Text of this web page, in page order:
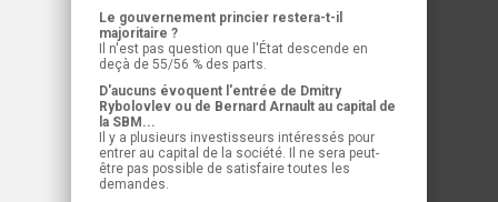
Le gouvernement princier restera-t-il
majoritaire ?
Il n'est pas question que l'État descende en
deçà de 55/56 % des parts.
D'aucuns évoquent l'entrée de Dmitry
Rybolovlev ou de Bernard Arnault au capital de
la SBM...
Il y a plusieurs investisseurs intéressés pour
entrer au capital de la société. Il ne sera peut-
être pas possible de satisfaire toutes les
demandes.